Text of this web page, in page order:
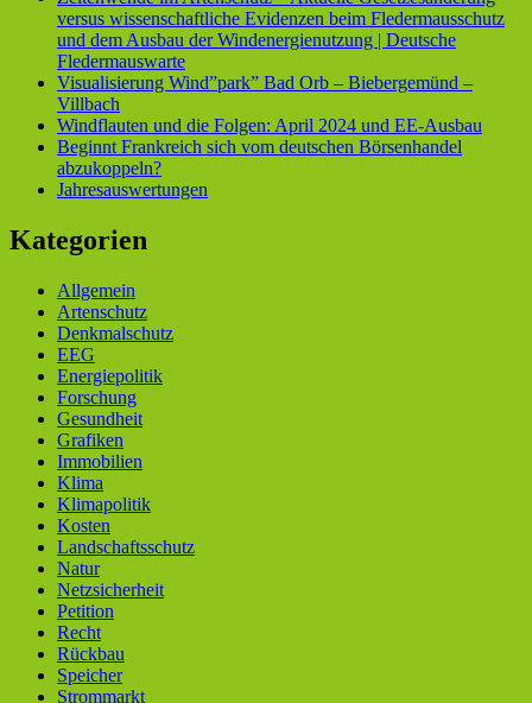
versus wissenschaftliche Evidenzen beim Fledermausschutz
und dem Ausbau der Windenergienutzung | Deutsche
Fledermauswarte
Visualisierung Wind”park” Bad Orb – Biebergemünd –
Villbach
Windflauten und die Folgen: April 2024 und EE-Ausbau
Beginnt Frankreich sich vom deutschen Börsenhandel
abzukoppeln?
Jahresauswertungen
Kategorien
Allgemein
Artenschutz
Denkmalschutz
EEG
Energiepolitik
Forschung
Gesundheit
Grafiken
Immobilien
Klima
Klimapolitik
Kosten
Landschaftsschutz
Natur
Netzsicherheit
Petition
Recht
Rückbau
Speicher
Strommarkt